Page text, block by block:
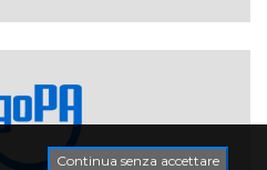
Continua senza accettare